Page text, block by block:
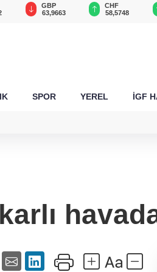
GBP
63,9663
CHF
58,5748
SPOR YEREL İGF